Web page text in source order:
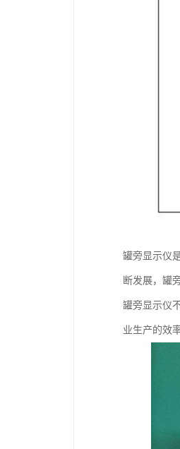
罐旁显示仪
断发展，罐
罐旁显示仪
业生产的效